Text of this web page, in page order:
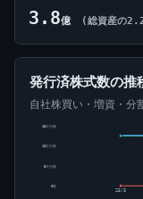
3.8億 (総資産の
発行済株式数の推
自社株買い・増資・分
0株
5百万株
10百万株
15百万株
25/3